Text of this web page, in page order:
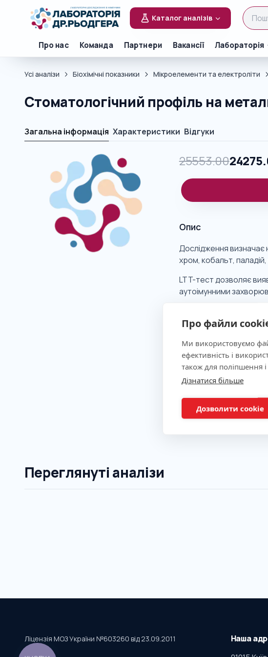
Про файли
Ми використовуємо
ефективність і
також для поліпшення
Дізнатися більше
Дозволити cookie
Каталог аналізів
Про нас Команда Партнери Вакансії Лабораторія
Усі аналізи Біохімічні показники Мікроелементи та електроліти
Стоматологічний профіль на
Загальна інформація Характеристики Відгуки
25553.00
Опис
Дослідження визначає
хром, кобальт,
LTT-тест дозволяє
аутоімунними
Клінічна значимість
Показання
Переглянуті аналізи
Ліцензія МОЗ України №603260 від 23.09.2011
Наша